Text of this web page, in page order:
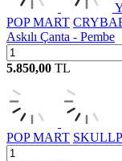
POP MART
Askılı Çanta - Pembe
5.850,00 TL
POP MART